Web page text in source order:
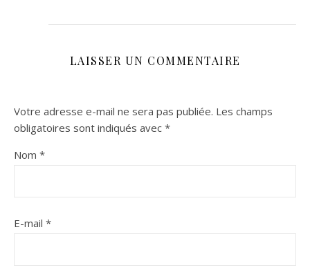
LAISSER UN COMMENTAIRE
Votre adresse e-mail ne sera pas publiée. Les champs
obligatoires sont indiqués avec *
Nom *
E-mail *